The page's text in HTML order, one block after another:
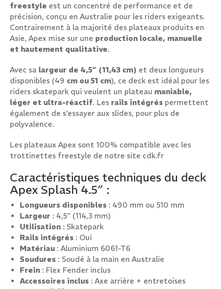
freestyle est un concentré de performance et de
précision, conçu en Australie pour les riders exigeants.
Contrairement à la majorité des plateaux produits en
Asie, Apex mise sur une production locale, manuelle
et hautement qualitative.
Avec sa largeur de 4,5″ (11,43 cm) et deux longueurs
disponibles (49 cm ou 51 cm), ce deck est idéal pour les
riders skatepark qui veulent un plateau maniable,
léger et ultra-réactif. Les rails intégrés permettent
également de s’essayer aux slides, pour plus de
polyvalence.
Les plateaux Apex sont 100% compatible avec les
trottinettes freestyle de notre site cdk.fr
Caractéristiques techniques du deck
Apex Splash 4.5″ :
Longueurs disponibles : 490 mm ou 510 mm
Largeur : 4,5″ (114,3 mm)
Utilisation : Skatepark
Rails intégrés : Oui
Matériau : Aluminium 6061-T6
Soudures : Soudé à la main en Australie
Frein : Flex Fender inclus
Accessoires inclus : Axe arrière + entretoises